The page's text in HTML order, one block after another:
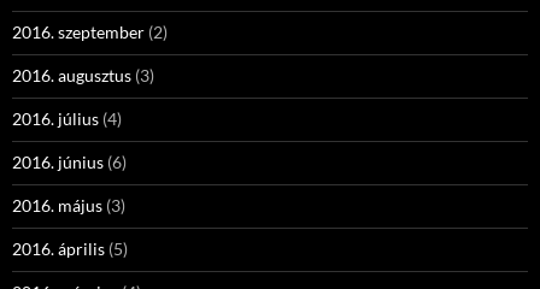
2016. szeptember (2)
2016. augusztus (3)
2016. július (4)
2016. június (6)
2016. május (3)
2016. április (5)